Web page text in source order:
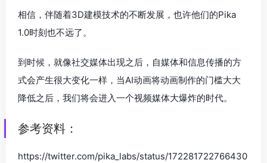
相信，伴随着3D建模技术的不断发展，也许他们的Pika
1.0时刻也不远了。
到时候，就像社交媒体出现之后，自媒体和信息传播的方
式会产生很大变化一样，当AI动画将动画制作的门槛大大
降低之后，我们将会进入一个视频媒体大爆炸的时代。
参考资料：
https://twitter.com/pika_labs/status/172281722766430